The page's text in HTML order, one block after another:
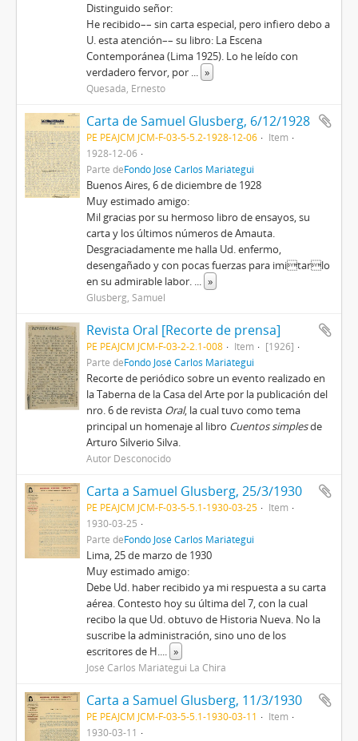
Distinguido señor:
He recibido–– sin carta especial, pero infiero debo a
U. esta atención–– su libro: La Escena
Contemporánea (Lima 1925). Lo he leído con
verdadero fervor, por ... »
Quesada, Ernesto
Carta de Samuel Glusberg, 6/12/1928
PE PEAJCM JCM-F-03-5-5.2-1928-12-06
Item
1928-12-06
Parte deFondo José Carlos Mariátegui
Buenos Aires, 6 de diciembre de 1928
Muy estimado amigo:
Mil gracias por su hermoso libro de ensayos, su
carta y los últimos números de Amauta.
Desgraciadamente me halla Ud. enfermo,
desengañado y con pocas fuerzas para imitarlo
en su admirable labor. ... »
Glusberg, Samuel
Revista Oral [Recorte de prensa]
PE PEAJCM JCM-F-03-2-2.1-008 Item
[1926]
Parte deFondo José Carlos Mariátegui
Recorte de periódico sobre un evento realizado en
la Taberna de la Casa del Arte por la publicación del
nro. 6 de revista Oral, la cual tuvo como tema
principal un homenaje al libro Cuentos simplesde
Arturo Silverio Silva.
Autor Desconocido
Carta a Samuel Glusberg, 25/3/1930
PE PEAJCM JCM-F-03-5-5.1-1930-03-25
Item
1930-03-25
Parte deFondo José Carlos Mariátegui
Lima, 25 de marzo de 1930
Muy estimado amigo:
Debe Ud. haber recibido ya mi respuesta a su carta
aérea. Contesto hoy su última del 7, con la cual
recibo la que Ud. obtuvo de Historia Nueva. No la
suscribe la administración, sino uno de los
escritores de H.... »
José Carlos Mariátegui La Chira
Carta a Samuel Glusberg, 11/3/1930
PE PEAJCM JCM-F-03-5-5.1-1930-03-11
Item
1930-03-11